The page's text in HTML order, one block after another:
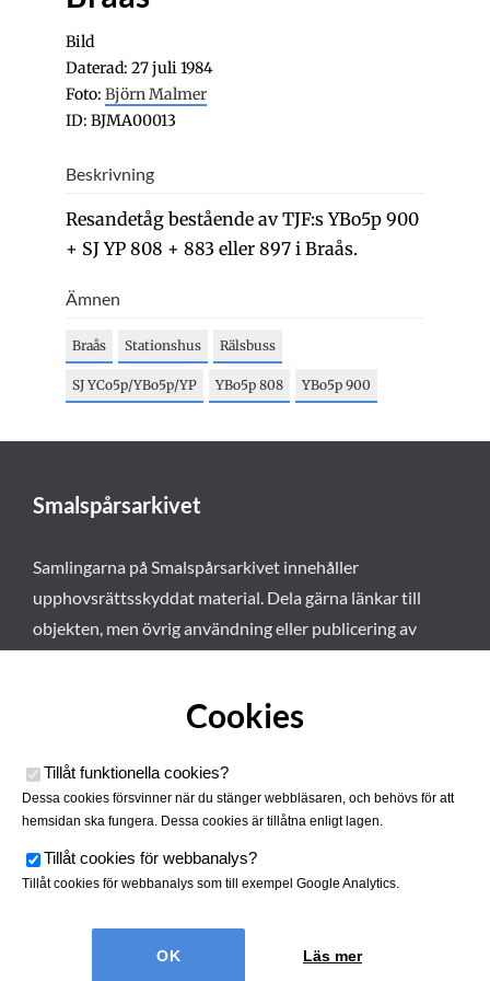
Bild
Daterad: 27 juli 1984
Foto: Björn Malmer
ID: BJMA00013
Beskrivning
Resandetåg bestående av TJF:s YBo5p 900
+ SJ YP 808 + 883 eller 897 i Braås.
Ämnen
Braås Stationshus Rälsbuss
SJ YCo5p/YBo5p/YP YBo5p 808 YBo5p 900
Smalspårsarkivet
Samlingarna på Smalspårsarkivet innehåller
upphovsrättsskyddat material. Dela gärna länkar till
objekten, men övrig användning eller publicering av
Smalspårsarkivet drivs av
Tjustbygdens Järnvägsförening
Cookies
Tillåt funktionella cookies?
Dessa cookies försvinner när du stänger webbläsaren, och behövs för att
hemsidan ska fungera. Dessa cookies är tillåtna enligt lagen.
Tillåt cookies för webbanalys?
Tillåt cookies för webbanalys som till exempel Google Analytics.
Läs mer